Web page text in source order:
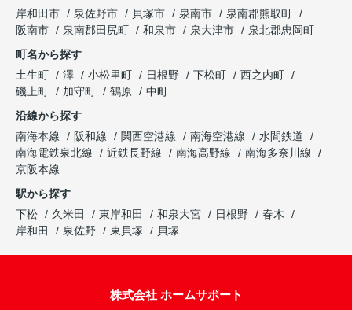
岸和田市
泉佐野市 貝塚市 泉南市
泉南郡熊取町
阪南市
泉南郡田尻町 和泉市 泉大津市
泉北郡忠岡町
町名から探す
土生町
澤 小松里町 日根野 下松町
西之内町
磯上町
加守町 鶴原
中町
沿線から探す
南海本線
阪和線 関西空港線 南海空港線
水間鉄道
南海電鉄泉北線
近鉄長野線 南海高野線
南海多奈川線
京阪本線
駅から探す
下松
久米田 東岸和田 和泉大宮 日根野
春木
岸和田
泉佐野 東貝塚 貝塚
株式会社 ホームサポート